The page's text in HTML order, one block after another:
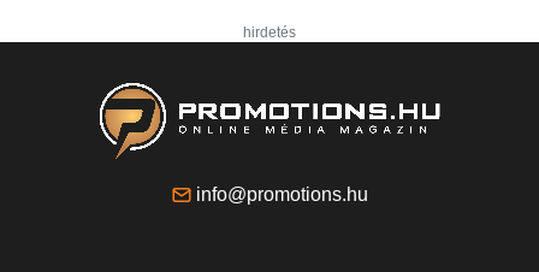
hirdetés
info@promotions.hu